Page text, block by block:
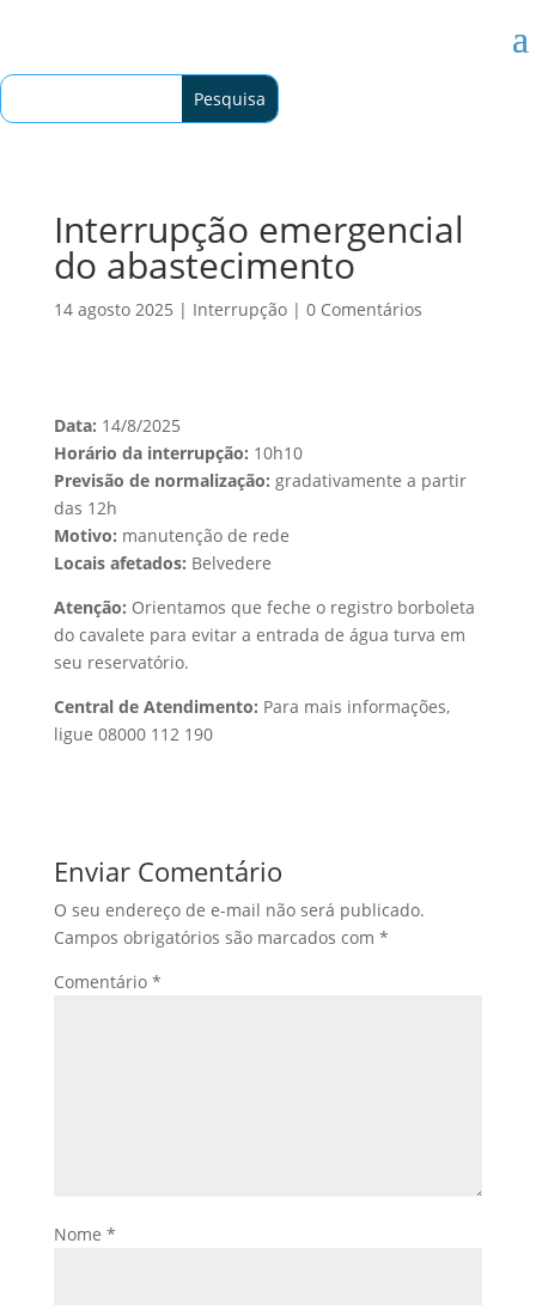
Interrupção emergencial
do abastecimento
14 agosto 2025 | Interrupção| 0 Comentários
Data: 14/8/2025
Horário da interrupção: 10h10
Previsão de normalização: gradativamente a partir
das 12h
Motivo: manutenção de rede
Locais afetados: Belvedere
Atenção: Orientamos que feche o registro borboleta
do cavalete para evitar a entrada de água turva em
seu reservatório.
Central de Atendimento: Para mais informações,
ligue 08000 112 190
Enviar Comentário
O seu endereço de e-mail não será publicado.
Campos obrigatórios são marcados com *
Comentário *
Nome *